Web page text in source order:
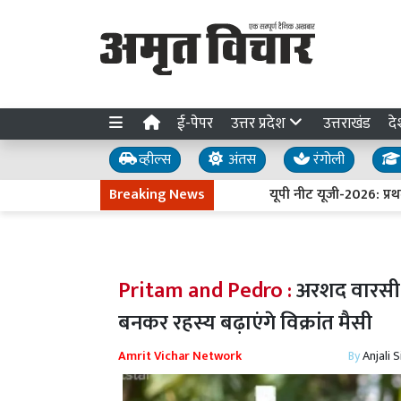
ई-पेपर उत्तर प्रदेश उत्तराखंड
व्हील्स अंतस रंगोली
Breaking News
यूपी नीट यूजी-2026: प्रथम
Pritam and Pedro :अरशद
बनकर रहस्य बढ़ाएंगे विक्रांत मैसी
Amrit Vichar Network ByAnjali